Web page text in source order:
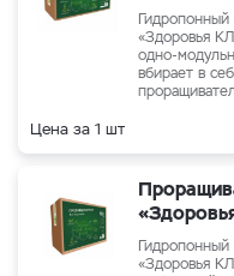
«Здоровья
одно-
вбирает в
Цена за 1 шт
«Здоровья